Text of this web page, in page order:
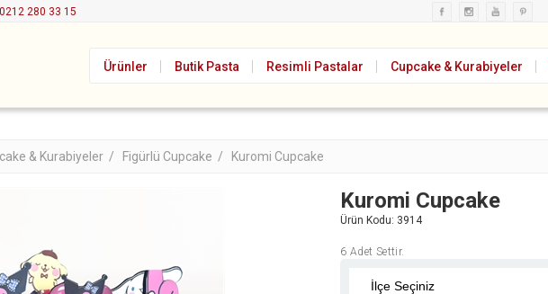
0212 280 33 15
Ürünler Butik Pasta Resimli Pastalar Cupcake & Kurabiyeler
& Kurabiyeler / Figürlü Cupcake / Kuromi Cupcake
Kuromi Cupcake
Ürün Kodu: 3914
6 Adet Settir.